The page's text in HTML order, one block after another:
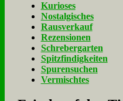
Kurioses
Nostalgisches
Rausverkauf
Rezensionen
Schrebergarten
Spitzfindigkeiten
Spurensuchen
Vermischtes